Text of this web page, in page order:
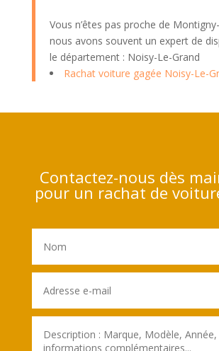
Vous n’êtes pas proche de
nous avons souvent un expert de
le département : Noisy-Le-Grand
Rachat voiture gagée Noisy-Le-
Contactez-nous dès
pour un rachat de